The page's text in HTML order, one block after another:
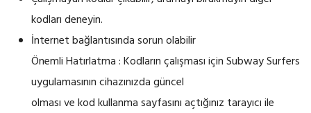
kodları deneyin.
İnternet bağlantısında sorun olabilir
Önemli Hatırlatma : Kodların çalışması için Subway Surfers
uygulamasının cihazınızda güncel
olması ve kod kullanma sayfasını açtığınız tarayıcı ile